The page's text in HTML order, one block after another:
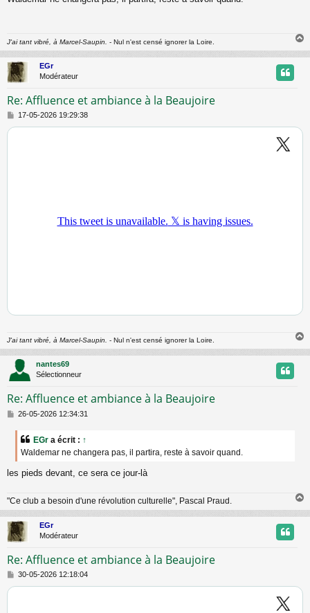
s
e
J'ai tant vibré, à Marcel-Saupin. - Nul n'est censé ignorer la Loire.
a
u
EGr
Modérateur
Re: Affluence et ambiance à la Beaujoire
M
e
17-05-2026 19:29:38
J'ai tant vibré, à Marcel-Saupin. - Nul n'est censé ignorer la Loire.
a
u
nantes69
Sélectionneur
Re: Affluence et ambiance à la Beaujoire
M
e
26-05-2026 12:34:31
EGr a écrit : ↑
Waldemar ne changera pas, il partira, reste à savoir quand.
les pieds devant, ce sera ce jour-là
"Ce club a besoin d'une révolution culturelle", Pascal Praud.
a
u
EGr
Modérateur
Re: Affluence et ambiance à la Beaujoire
M
e
30-05-2026 12:18:04